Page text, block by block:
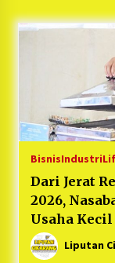
BisnisIndustri
Dari Jerat
2026,
Usaha
Liputan